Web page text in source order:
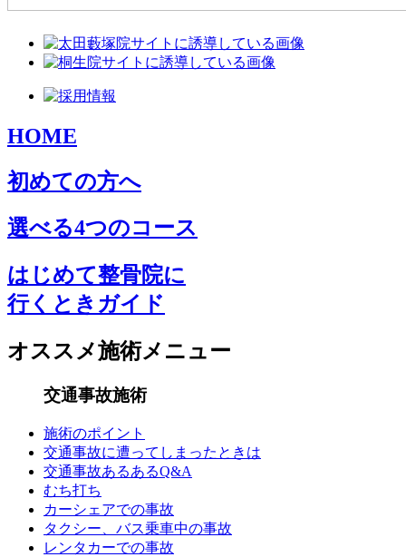
HOME
初めての方へ
選べる4つのコース
はじめて整骨院に
行くときガイド
オススメ施術メニュー
交通事故施術
施術のポイント
交通事故に遭ってしまったときは
交通事故あるあるQ&A
むち打ち
カーシェアでの事故
タクシー、バス乗車中の事故
レンタカーでの事故